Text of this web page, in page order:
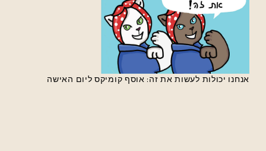
אנחנו יכולות לעשות את זה: אוסף קומיקס ליום האישה